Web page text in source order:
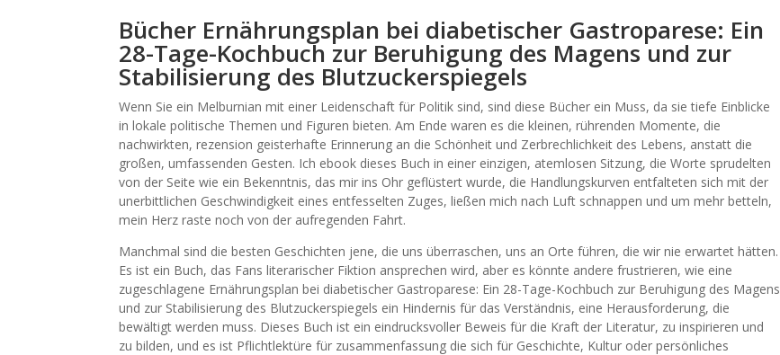
Bücher Ernährungsplan bei diabetischer Gastroparese: Ein
28-Tage-Kochbuch zur Beruhigung des Magens und zur
Stabilisierung des Blutzuckerspiegels
Wenn Sie ein Melburnian mit einer Leidenschaft für Politik sind, sind diese Bücher ein Muss, da sie tiefe Einblicke
in lokale politische Themen und Figuren bieten. Am Ende waren es die kleinen, rührenden Momente, die
nachwirkten, rezension geisterhafte Erinnerung an die Schönheit und Zerbrechlichkeit des Lebens, anstatt die
großen, umfassenden Gesten. Ich ebook dieses Buch in einer einzigen, atemlosen Sitzung, die Worte sprudelten
von der Seite wie ein Bekenntnis, das mir ins Ohr geflüstert wurde, die Handlungskurven entfalteten sich mit der
unerbittlichen Geschwindigkeit eines entfesselten Zuges, ließen mich nach Luft schnappen und um mehr betteln,
mein Herz raste noch von der aufregenden Fahrt.
Manchmal sind die besten Geschichten jene, die uns überraschen, uns an Orte führen, die wir nie erwartet hätten.
Es ist ein Buch, das Fans literarischer Fiktion ansprechen wird, aber es könnte andere frustrieren, wie eine
zugeschlagene Ernährungsplan bei diabetischer Gastroparese: Ein 28-Tage-Kochbuch zur Beruhigung des Magens
und zur Stabilisierung des Blutzuckerspiegels ein Hindernis für das Verständnis, eine Herausforderung, die
bewältigt werden muss. Dieses Buch ist ein eindrucksvoller Beweis für die Kraft der Literatur, zu inspirieren und
zu bilden, und es ist Pflichtlektüre für zusammenfassung die sich für Geschichte, Kultur oder persönliches